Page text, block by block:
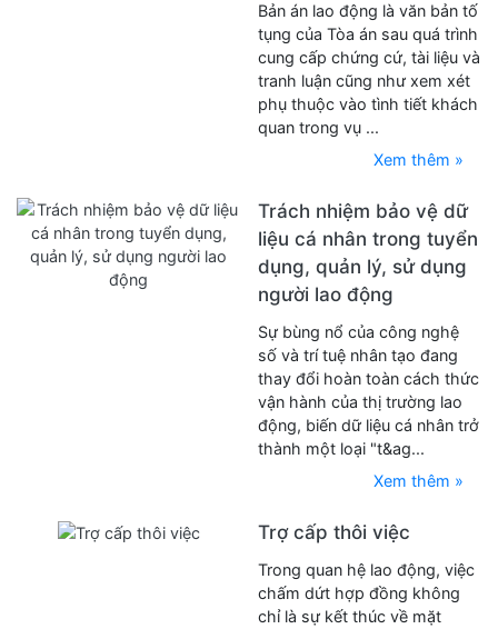
Bản án lao động là văn bản tố
tụng của Tòa án sau quá trình
cung cấp chứng cứ, tài liệu và
tranh luận cũng như xem xét
phụ thuộc vào tình tiết khách
quan trong vụ ...
Xem thêm »
Trách nhiệm bảo vệ dữ
liệu cá nhân trong tuyển
dụng, quản lý, sử dụng
người lao động
Sự bùng nổ của công nghệ
số và trí tuệ nhân tạo đang
thay đổi hoàn toàn cách thức
vận hành của thị trường lao
động, biến dữ liệu cá nhân trở
thành một loại "t&ag...
Xem thêm »
Trợ cấp thôi việc
Trong quan hệ lao động, việc
chấm dứt hợp đồng không
chỉ là sự kết thúc về mặt